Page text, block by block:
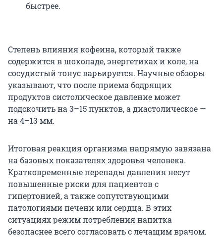
быстрее.
Степень влияния кофеина, который также
содержится в шоколаде, энергетиках и коле, на
сосудистый тонус варьируется. Научные обзоры
указывают, что после приема бодрящих
продуктов систолическое давление может
подскочить на 3–15 пунктов, а диастолическое —
на4–13 мм.
Итоговая реакция организма напрямую завязана
на базовых показателях здоровья человека.
Кратковременные перепады давления несут
повышенные риски для пациентов с
гипертонией, а также сопутствующими
патологиями печени или сердца. В этих
ситуациях режим потребления напитка
безопаснее всего согласовать с лечащим врачом.